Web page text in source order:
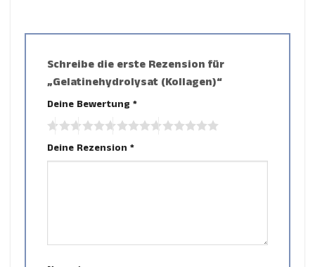
Schreibe die erste Rezension für
„Gelatinehydrolysat (Kollagen)“
Deine Bewertung *
Deine Rezension *